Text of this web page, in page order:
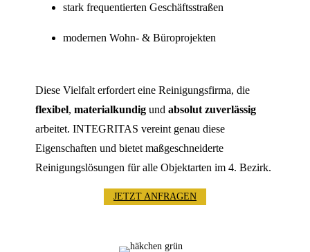
stark frequentierten Geschäftsstraßen
modernen Wohn- & Büroprojekten
Diese Vielfalt erfordert eine Reinigungsfirma, die
flexibel,materialkundig undabsolut zuverlässig
arbeitet. INTEGRITAS vereint genau diese
Eigenschaften und bietet maßgeschneiderte
Reinigungslösungen für alle Objektarten im 4. Bezirk.
JETZT ANFRAGEN